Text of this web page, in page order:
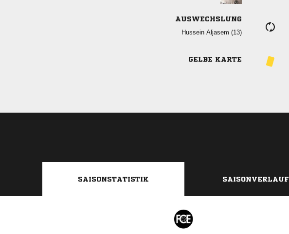
AUSWECHSLUNG
  
GELBE KARTE
SAISONSTATISTIK SAISONVERLAUF